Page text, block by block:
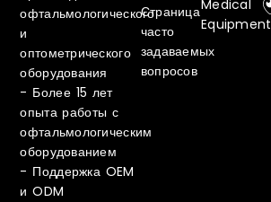
офтальмологического
и
оптометрического
оборудования
- Более 15 лет
опыта работы с
офтальмологическим
оборудованием
- Поддержка OEM
и ODM
Medical
Equipment
Страница
часто
задаваемых
вопросов